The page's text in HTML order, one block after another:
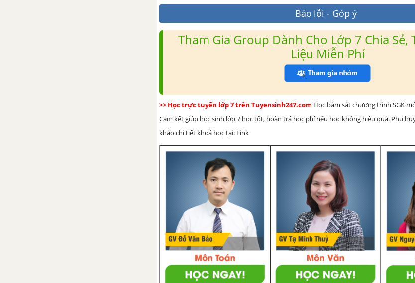
Báo lỗi - Góp ý
Tham Gia Group Dành Cho Lớp 7 Chia Sẻ,
Liệu Miễn Phí
>> Học trực tuyến lớp 7 trên Tuyensinh247.com Học bám sát chương trình SGK
Cam kết giúp học sinh lớp 7 học tốt, hoàn trả học phí nếu học không hiệu quả. Phụ
khảo chi tiết khoá học tại: Link